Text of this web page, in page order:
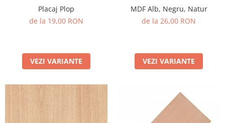
PET-G
Policarbonat Compact
Produs Configurabil
Placaj Plop
de la 19,00 RON
VEZI VARIANTE
MDF Alb, Negru, Natur
de la 26,00 RON
VEZI VARIANTE